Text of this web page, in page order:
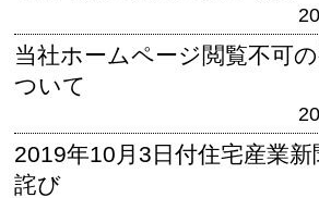
当社ホームページ閲覧不可
ついて
2019年10月3日付住宅産業
詫び